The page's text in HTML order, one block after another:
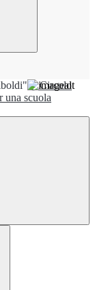
1° Circolo
una scuola